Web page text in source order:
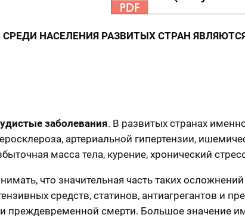
НАСЕЛЕНИЯ РАЗВИТЫХ СТРАН
заболевания. В развитых странах
артериальной гипертензии,
масса тела, курение, хронический
что значительная часть таких
средств, статинов, антиагрегантов и
и преждевременной смерти. Большое значение